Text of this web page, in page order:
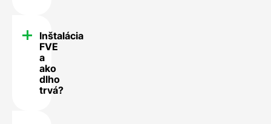
Inštalácia
FVE
a
ako
dlho
trvá?